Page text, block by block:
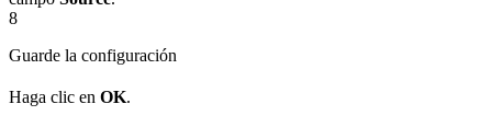
8
Guarde la configuración
Haga clic en OK.